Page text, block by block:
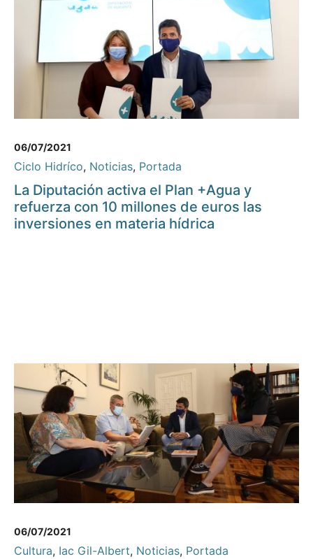
06/07/2021
Ciclo Hidríco, Noticias, Portada
La Diputación activa el Plan +Agua y
refuerza con 10 millones de euros las
inversiones en materia hídrica
06/07/2021
Cultura, Iac Gil-Albert, Noticias, Portada